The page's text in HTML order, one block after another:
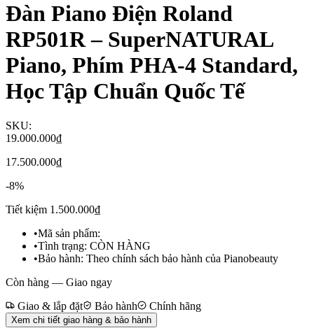
Đàn Piano Điện Roland
RP501R – SuperNATURAL
Piano, Phím PHA-4 Standard,
Học Tập Chuẩn Quốc Tế
SKU:
19.000.000₫
17.500.000₫
-8%
Tiết kiệm 1.500.000₫
•Mã sản phẩm:
•Tình trạng: CÒN HÀNG
•Bảo hành: Theo chính sách bảo hành của Pianobeauty
Còn hàng — Giao ngay
Giao & lắp đặt
Bảo hành Chính hãng
Xem chi tiết giao hàng & bảo hành